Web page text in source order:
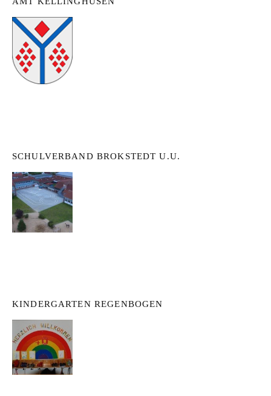
SCHULVERBAND BROKSTEDT U.U.
KINDERGARTEN REGENBOGEN